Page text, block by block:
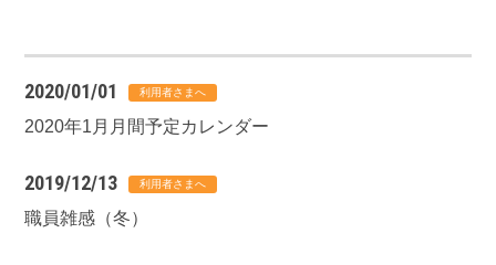
2020/01/01
2020年1月月間予定カレンダー
2019/12/13
職員雑感（冬）